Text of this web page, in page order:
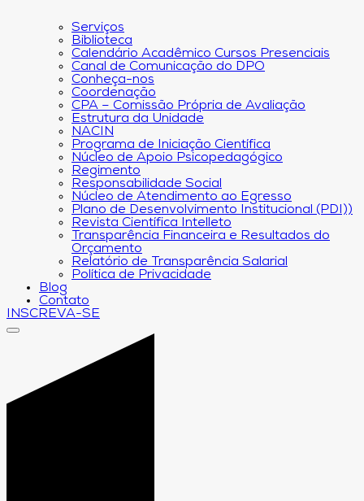
Serviços
Biblioteca
Calendário Acadêmico Cursos Presenciais
Canal de Comunicação do DPO
Conheça-nos
Coordenação
CPA – Comissão Própria de Avaliação
Estrutura da Unidade
NACIN
Programa de Iniciação Científica
Núcleo de Apoio Psicopedagógico
Regimento
Responsabilidade Social
Núcleo de Atendimento ao Egresso
Plano de Desenvolvimento Institucional (PDI))
Revista Científica Intelleto
Transparência Financeira e Resultados do
Orçamento
Relatório de Transparência Salarial
Política de Privacidade
Blog
Contato
INSCREVA-SE